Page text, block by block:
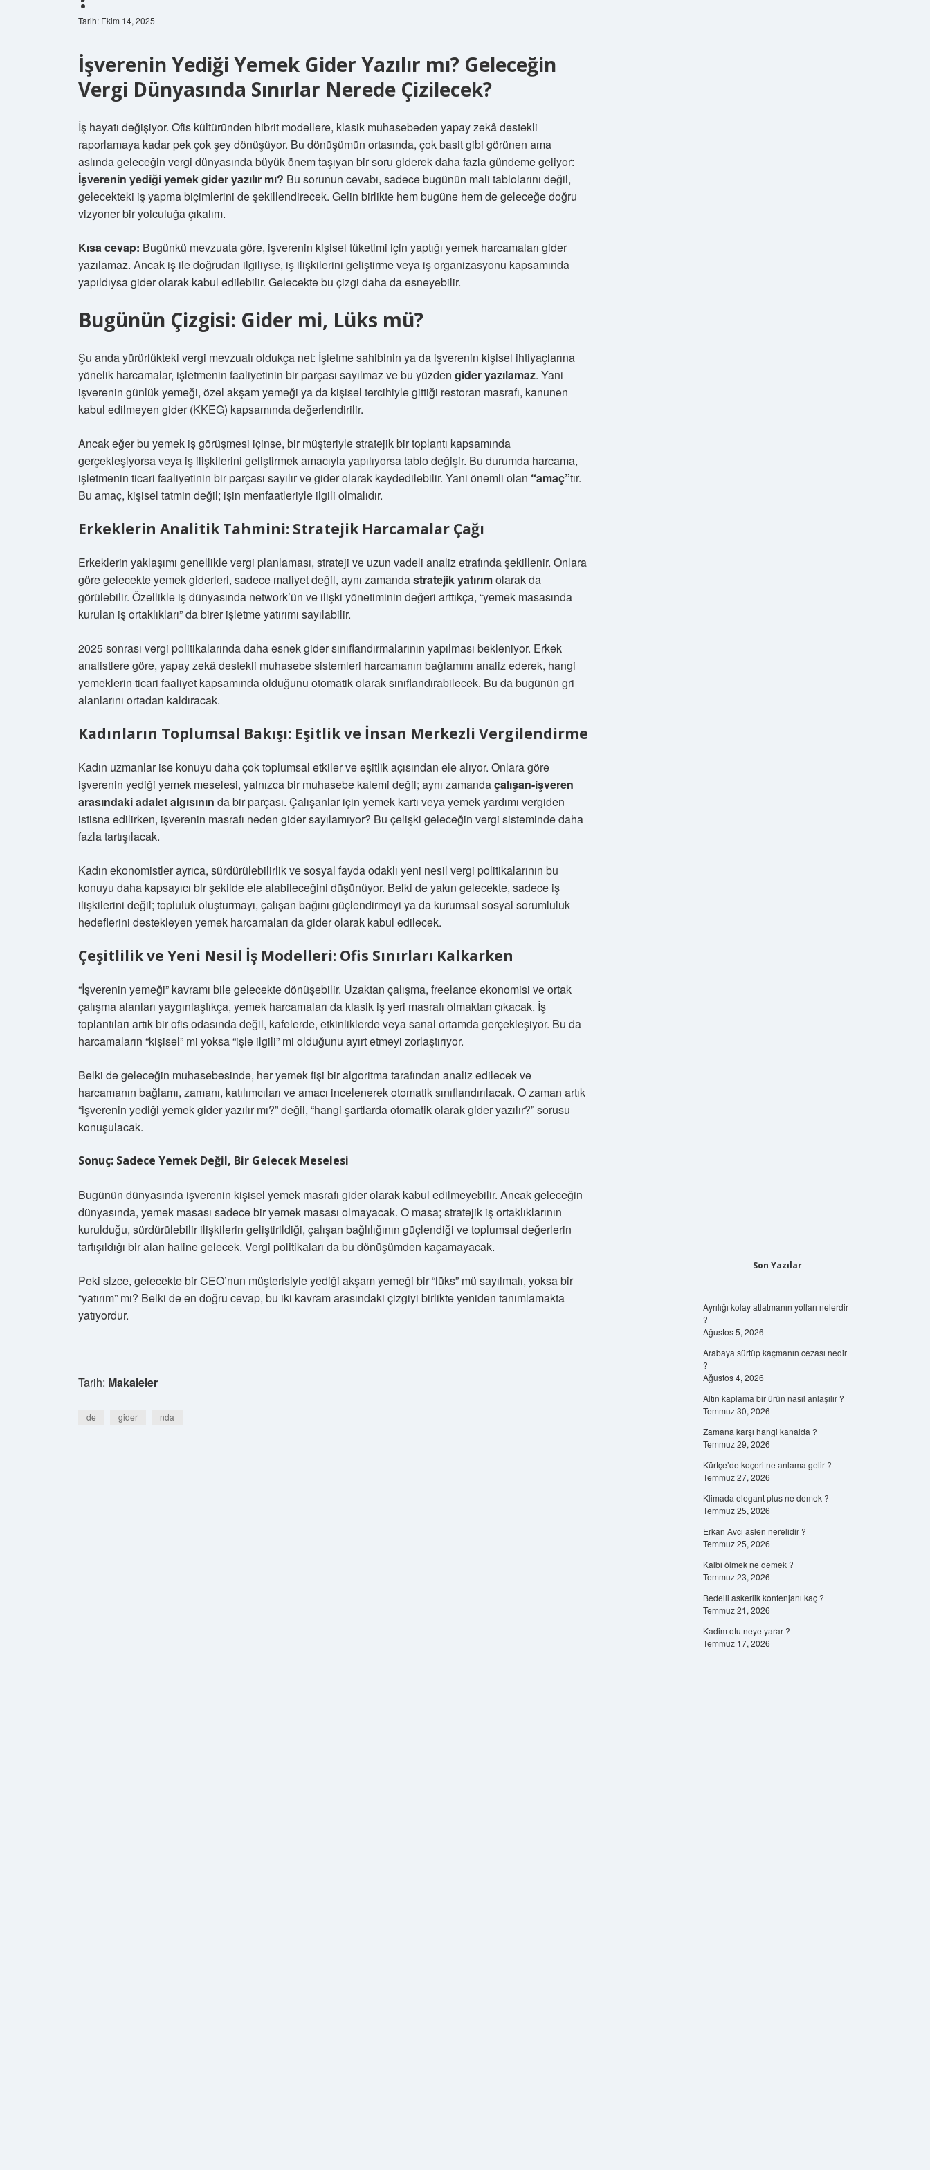
Tarih: Ekim 14, 2025
İşverenin Yediği Yemek Gider Yazılır mı? Geleceğin
Vergi Dünyasında Sınırlar Nerede Çizilecek?
İş hayatı değişiyor. Ofis kültüründen hibrit modellere, klasik muhasebeden yapay zekâ destekli
raporlamaya kadar pek çok şey dönüşüyor. Bu dönüşümün ortasında, çok basit gibi görünen ama
aslında geleceğin vergi dünyasında büyük önem taşıyan bir soru giderek daha fazla gündeme geliyor:
İşverenin yediği yemek gider yazılır mı? Bu sorunun cevabı, sadece bugünün mali tablolarını değil,
gelecekteki iş yapma biçimlerini de şekillendirecek. Gelin birlikte hem bugüne hem de geleceğe doğru
vizyoner bir yolculuğa çıkalım.
Kısa cevap: Bugünkü mevzuata göre, işverenin kişisel tüketimi için yaptığı yemek harcamaları gider
yazılamaz. Ancak iş ile doğrudan ilgiliyse, iş ilişkilerini geliştirme veya iş organizasyonu kapsamında
yapıldıysa gider olarak kabul edilebilir. Gelecekte bu çizgi daha da esneyebilir.
Bugünün Çizgisi: Gider mi, Lüks mü?
Şu anda yürürlükteki vergi mevzuatı oldukça net: İşletme sahibinin ya da işverenin kişisel ihtiyaçlarına
yönelik harcamalar, işletmenin faaliyetinin bir parçası sayılmaz ve bu yüzden gider yazılamaz. Yani
işverenin günlük yemeği, özel akşam yemeği ya da kişisel tercihiyle gittiği restoran masrafı, kanunen
kabul edilmeyen gider (KKEG) kapsamında değerlendirilir.
Ancak eğer bu yemek iş görüşmesi içinse, bir müşteriyle stratejik bir toplantı kapsamında
gerçekleşiyorsa veya iş ilişkilerini geliştirmek amacıyla yapılıyorsa tablo değişir. Bu durumda harcama,
işletmenin ticari faaliyetinin bir parçası sayılır ve gider olarak kaydedilebilir. Yani önemli olan “amaç”tır.
Bu amaç, kişisel tatmin değil; işin menfaatleriyle ilgili olmalıdır.
Erkeklerin Analitik Tahmini: Stratejik Harcamalar Çağı
Erkeklerin yaklaşımı genellikle vergi planlaması, strateji ve uzun vadeli analiz etrafında şekillenir. Onlara
göre gelecekte yemek giderleri, sadece maliyet değil, aynı zamandastratejik yatırımolarak da
görülebilir. Özellikle iş dünyasında network’ün ve ilişki yönetiminin değeri arttıkça, “yemek masasında
kurulan iş ortaklıkları” da birer işletme yatırımı sayılabilir.
2025 sonrası vergi politikalarında daha esnek gider sınıflandırmalarının yapılması bekleniyor. Erkek
analistlere göre, yapay zekâ destekli muhasebe sistemleri harcamanın bağlamını analiz ederek, hangi
yemeklerin ticari faaliyet kapsamında olduğunu otomatik olarak sınıflandırabilecek. Bu da bugünün gri
alanlarını ortadan kaldıracak.
Kadınların Toplumsal Bakışı: Eşitlik ve İnsan Merkezli Vergilendirme
Kadın uzmanlar ise konuyu daha çok toplumsal etkiler ve eşitlik açısından ele alıyor. Onlara göre
işverenin yediği yemek meselesi, yalnızca bir muhasebe kalemi değil; aynı zamandaçalışan-işveren
arasındaki adalet algısının da bir parçası. Çalışanlar için yemek kartı veya yemek yardımı vergiden
istisna edilirken, işverenin masrafı neden gider sayılamıyor? Bu çelişki geleceğin vergi sisteminde daha
fazla tartışılacak.
Kadın ekonomistler ayrıca, sürdürülebilirlik ve sosyal fayda odaklı yeni nesil vergi politikalarının bu
konuyu daha kapsayıcı bir şekilde ele alabileceğini düşünüyor. Belki de yakın gelecekte, sadece iş
ilişkilerini değil; topluluk oluşturmayı, çalışan bağını güçlendirmeyi ya da kurumsal sosyal sorumluluk
hedeflerini destekleyen yemek harcamaları da gider olarak kabul edilecek.
Çeşitlilik ve Yeni Nesil İş Modelleri: Ofis Sınırları Kalkarken
“İşverenin yemeği” kavramı bile gelecekte dönüşebilir. Uzaktan çalışma, freelance ekonomisi ve ortak
çalışma alanları yaygınlaştıkça, yemek harcamaları da klasik iş yeri masrafı olmaktan çıkacak. İş
toplantıları artık bir ofis odasında değil, kafelerde, etkinliklerde veya sanal ortamda gerçekleşiyor. Bu da
harcamaların “kişisel” mi yoksa “işle ilgili” mi olduğunu ayırt etmeyi zorlaştırıyor.
Belki de geleceğin muhasebesinde, her yemek fişi bir algoritma tarafından analiz edilecek ve
harcamanın bağlamı, zamanı, katılımcıları ve amacı incelenerek otomatik sınıflandırılacak. O zaman artık
“işverenin yediği yemek gider yazılır mı?” değil, “hangi şartlarda otomatik olarak gider yazılır?” sorusu
konuşulacak.
Sonuç: Sadece Yemek Değil, Bir Gelecek Meselesi
Bugünün dünyasında işverenin kişisel yemek masrafı gider olarak kabul edilmeyebilir. Ancak geleceğin
dünyasında, yemek masası sadece bir yemek masası olmayacak. O masa; stratejik iş ortaklıklarının
kurulduğu, sürdürülebilir ilişkilerin geliştirildiği, çalışan bağlılığının güçlendiği ve toplumsal değerlerin
tartışıldığı bir alan haline gelecek. Vergi politikaları da bu dönüşümden kaçamayacak.
Peki sizce, gelecekte bir CEO’nun müşterisiyle yediği akşam yemeği bir “lüks” mü sayılmalı, yoksa bir
“yatırım” mı? Belki de en doğru cevap, bu iki kavram arasındaki çizgiyi birlikte yeniden tanımlamakta
yatıyordur.
Tarih: Makaleler
de gider nda
Son Yazılar
Ayrılığı kolay atlatmanın yolları nelerdir
?
Ağustos 5, 2026
Arabaya sürtüp kaçmanın cezası nedir
?
Ağustos 4, 2026
Altın kaplama bir ürün nasıl anlaşılır ?
Temmuz 30, 2026
Zamana karşı hangi kanalda ?
Temmuz 29, 2026
Kürtçe’de koçeri ne anlama gelir ?
Temmuz 27, 2026
Klimada elegant plus ne demek ?
Temmuz 25, 2026
Erkan Avcı aslen nerelidir ?
Temmuz 25, 2026
Kalbi ölmek ne demek ?
Temmuz 23, 2026
Bedelli askerlik kontenjanı kaç ?
Temmuz 21, 2026
Kadim otu neye yarar ?
Temmuz 17, 2026